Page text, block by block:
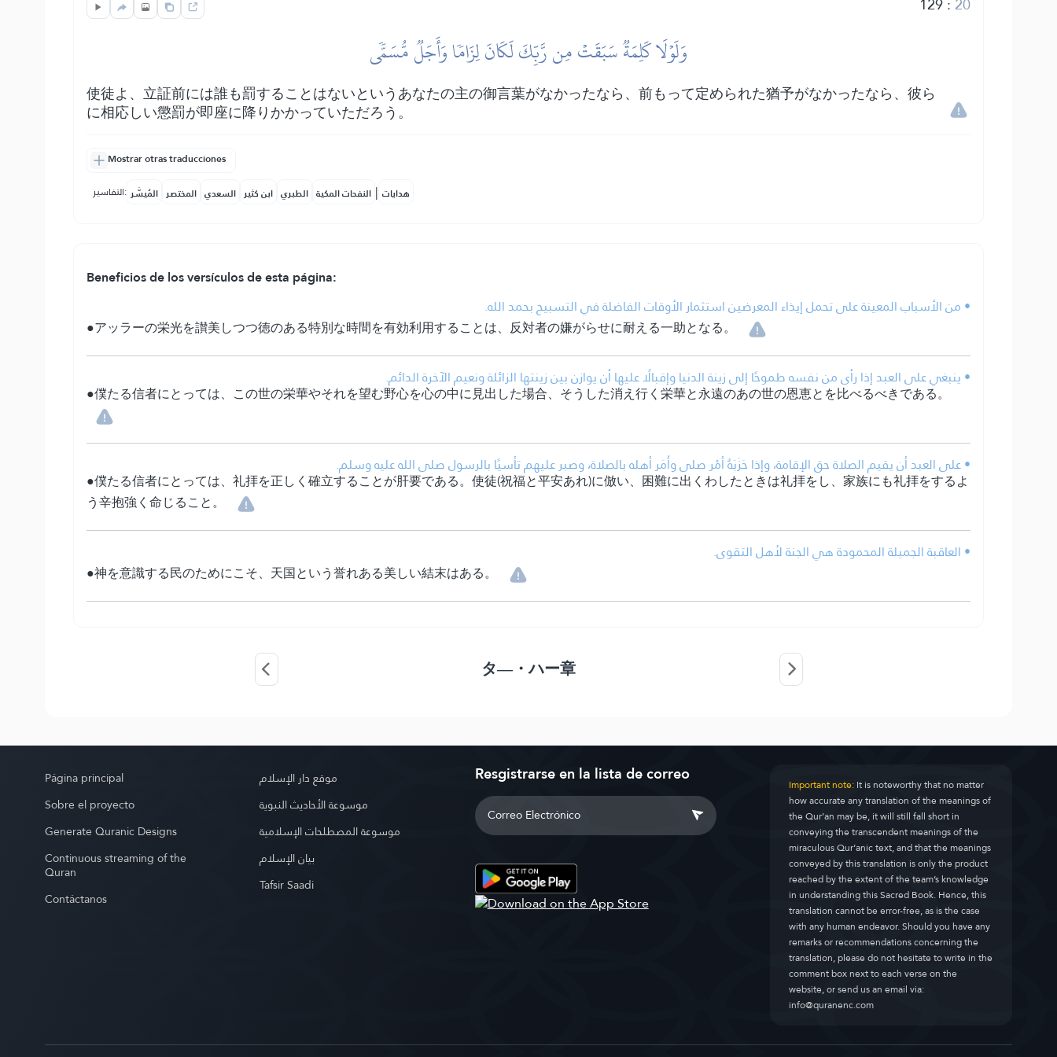
وَلَوۡلَا كَلِمَةٞ سَبَقَتۡ مِن رَّبِّكَ لَكَانَ لِزَامٗا وَأَجَلٞ مُّسَمّٗى
使徒よ、立証前には誰も罰することはないというあなたの主の御言葉がなかったなら、前もって定められた猶予がなかったなら、彼ら
に相応しい懲罰が即座に降りかかっていただろう。
Mostrar otras traducciones
التفاسير: المُيسَّر المختصر السعدي ابن كثير الطبري النفحات المكية | هدايات
Beneficios de los versículos de esta página:
• من الأسباب المعينة على تحمل إيذاء المعرضين استثمار الأوقات الفاضلة في التسبيح بحمد الله.
●アッラーの栄光を讃美しつつ徳のある特別な時間を有効利用することは、反対者の嫌がらせに耐える一助となる。
• ينبغي على العبد إذا رأى من نفسه طموحًا إلى زينة الدنيا وإقبالًا عليها أن يوازن بين زينتها الزائلة ونعيم الآخرة الدائم.
●僕たる信者にとっては、この世の栄華やそれを望む野心を心の中に見出した場合、そうした消え行く栄華と永遠のあの世の恩恵とを比べるべきである。
• على العبد أن يقيم الصلاة حق الإقامة، وإذا حَزَبَهُ أمْر صلى وأَمَر أهله بالصلاة، وصبر عليهم تأسيًا بالرسول صلى الله عليه وسلم.
●僕たる信者にとっては、礼拝を正しく確立することが肝要である。使徒(祝福と平安あれ)に倣い、困難に出くわしたときは礼拝をし、家族にも礼拝をするよ
う辛抱強く命じること。
• العاقبة الجميلة المحمودة هي الجنة لأهل التقوى.
●神を意識する民のためにこそ、天国という誉れある美しい結末はある。
タ―・ハー章
Página principal
Sobre el proyecto
Generate Quranic Designs
Continuous streaming of the
Quran
Contáctanos
موقع دار الإسلام
موسوعة الأحاديث النبوية
موسوعة المصطلحات الإسلامية
بيان الإسلام
Tafsir Saadi
Resgistrarse en la lista de correo Important note:It is noteworthy that no matter
how accurate any translation of the meanings of
the Qur’an may be, it will still fall short in
conveying the transcendent meanings of the
miraculous Qur’anic text, and that the meanings
conveyed by this translation is only the product
reached by the extent of the team’s knowledge
in understanding this Sacred Book. Hence, this
translation cannot be error-free, as is the case
with any human endeavor. Should you have any
remarks or recommendations concerning the
translation, please do not hesitate to write in the
comment box next to each verse on the
website, or send us an email via:
info@quranenc.com